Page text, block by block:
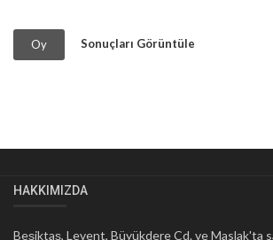
Oy Sonuçları Görüntüle
HAKKIMIZDA
Beşiktaş, Levent, Büyükdere Cd. ve Maslak'ta